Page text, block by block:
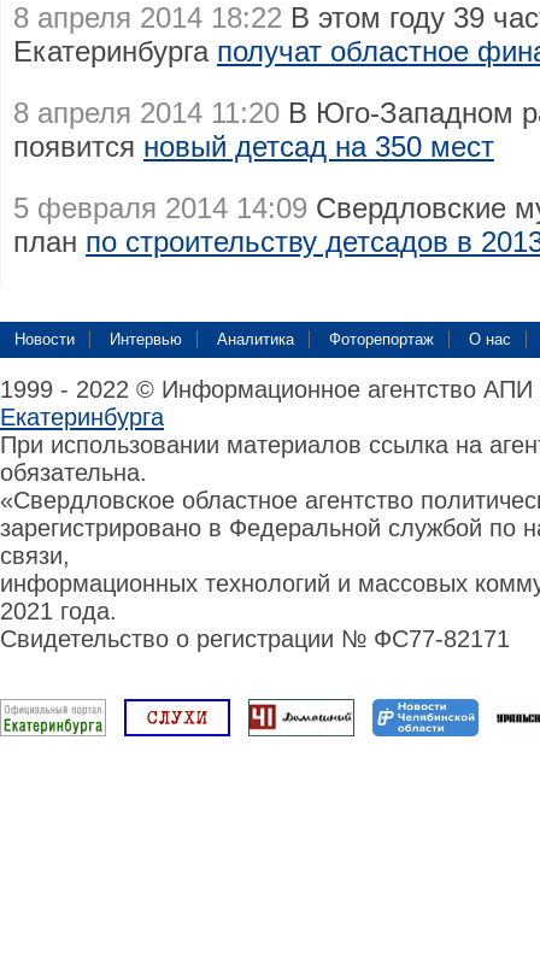
8 апреля 2014 18:22 В этом году 39
Екатеринбурга получат областное
8 апреля 2014 11:20 В Юго-Западном
появится новый детсад на 350 мест
5 февраля 2014 14:09 Свердловские
план по строительству детсадов в
Новости Интервью Аналитика Фоторепортаж О нас
1999 - 2022 © Информационное агентство
Екатеринбурга
При использовании материалов ссылка на
обязательна.
«Свердловское областное агентство
зарегистрировано в Федеральной службой по
связи,
информационных технологий и массовых
2021 года.
Свидетельство о регистрации № ФС77-82171